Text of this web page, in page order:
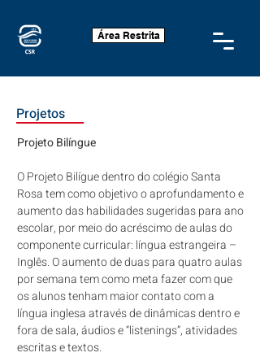
Área Restrita
Projetos
Projeto Bilíngue
O Projeto Bilígue dentro do colégio Santa
Rosa tem como objetivo o aprofundamento e
aumento das habilidades sugeridas para ano
escolar, por meio do acréscimo de aulas do
componente curricular: língua estrangeira –
Inglês. O aumento de duas para quatro aulas
por semana tem como meta fazer com que
os alunos tenham maior contato com a
língua inglesa através de dinâmicas dentro e
fora de sala, áudios e “listenings”, atividades
escritas e textos.